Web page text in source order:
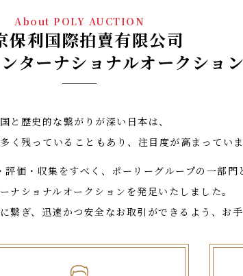
About POLY AUCTION
保利国際拍賣有限公司
ターナショナルオークション
と歴史的な繋がりが深い日本は、
く残っていることもあり、注目度が高まっていま
評価・収集をすべく、ポーリーグループの一部門
ナショナルオークションを発足いたしました。
繋ぎ、迅速かつ安全なお取引ができるよう、お手